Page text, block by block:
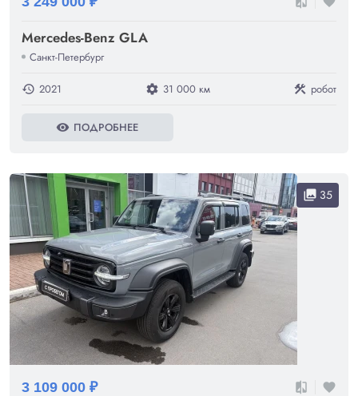
Mercedes-Benz GLA
Санкт-Петербург
history 2021 settings 31 000 км construction робот
visibility ПОДРОБНЕЕ
collections 35
3 109 000 ₽ compare favorite